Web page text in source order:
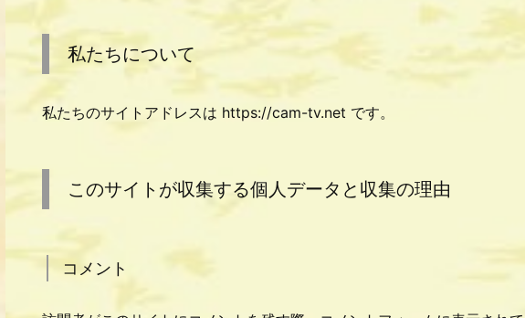
私たちについて
私たちのサイトアドレスは https://cam-tv.net です。
このサイトが収集する個人データと収集の理由
コメント